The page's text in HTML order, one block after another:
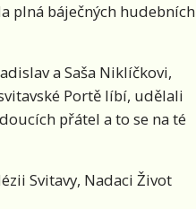
plná báječných hudebních
a Saša Niklíčkovi,
Portě líbí, udělali
přátel a to se na té
Svitavy, Nadaci Život